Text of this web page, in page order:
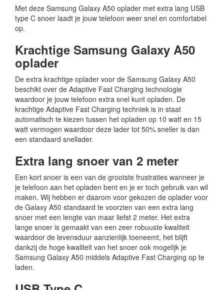
Met deze Samsung Galaxy A50 oplader met extra lang USB
type C snoer laadt je jouw telefoon weer snel en comfortabel
op.
Krachtige Samsung Galaxy A50
oplader
De extra krachtige oplader voor de Samsung Galaxy A50
beschikt over de Adaptive Fast Charging technologie
waardoor je jouw telefoon extra snel kunt opladen. De
krachtige Adaptive Fast Charging techniek is in staat
automatisch te kiezen tussen het opladen op 10 watt en 15
watt vermogen waardoor deze lader tot 50% sneller is dan
een standaard snellader.
Extra lang snoer van 2 meter
Een kort snoer is een van de grootste frustraties wanneer je
je telefoon aan het opladen bent en je er toch gebruik van wil
maken. Wij hebben er daarom voor gekozen de oplader voor
de Galaxy A50 standaard te voorzien van een extra lang
snoer met een lengte van maar liefst 2 meter. Het extra
lange snoer is gemaakt van een zeer robuuste kwaliteit
waardoor de levensduur aanzienlijk toeneemt, het blijft
dankzij de hoge kwaliteit van het snoer ook mogelijk je
Samsung Galaxy A50 middels Adaptive Fast Charging op te
laden.